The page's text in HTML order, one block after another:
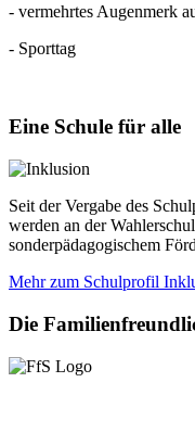
- vermehrtes Augenmerk
- Sporttag
Eine Schule für alle
Seit der Vergabe des
werden an der
sonderpädagogischem
Mehr zum Schulprofil
Die